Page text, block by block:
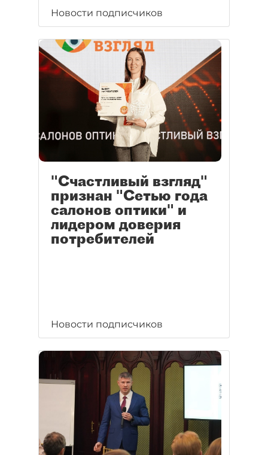
Новости подписчиков
"Счастливый взгляд"
признан "Сетью года
салонов оптики" и
лидером доверия
потребителей
Новости подписчиков